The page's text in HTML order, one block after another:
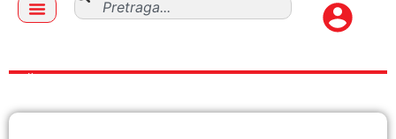
PČELARSTVO